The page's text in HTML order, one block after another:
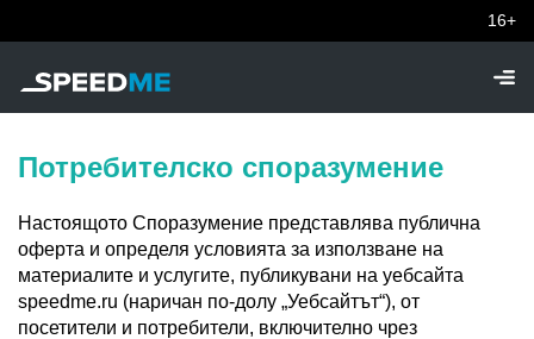
16+
Потребителско споразумение
Настоящото Споразумение представлява публична
оферта и определя условията за използване на
материалите и услугите, публикувани на уебсайта
speedme.ru (наричан по-долу „Уебсайтът“), от
посетители и потребители, включително чрез